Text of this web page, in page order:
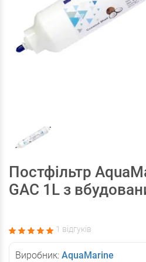
Постфільтр
GAC 1L з
1 відгуків
Виробник: AquaMarine